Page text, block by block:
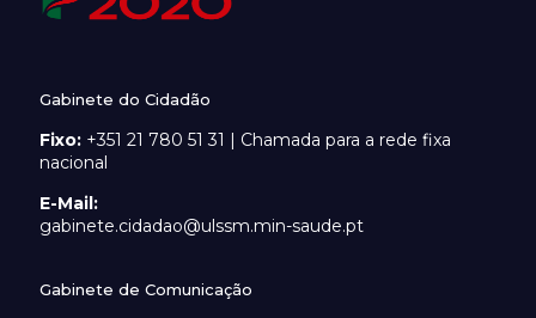
Gabinete do Cidadão
Fixo: +351 21 780 51 31 | Chamada para a rede fixa
nacional
E-Mail:
gabinete.cidadao@ulssm.min-saude.pt
Gabinete de Comunicação